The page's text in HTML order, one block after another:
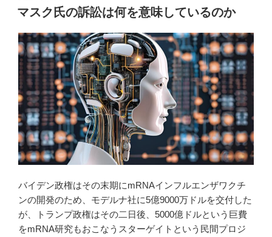
日:
マスク氏の訴訟は何を意味しているのか
バイデン政権はその末期にmRNAインフルエンザワクチ
ンの開発のため、モデルナ社に5億9000万ドルを交付した
が、トランプ政権はその二日後、5000億ドルという巨費
をmRNA研究もおこなうスターゲイトという民間プロジ